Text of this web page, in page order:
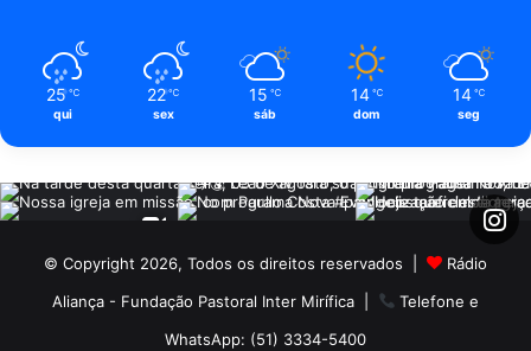
25 ℃
qui
22 ℃
sex
15 ℃
sáb
14 ℃
dom
14 ℃
seg
© Copyright 2026, Todos os direitos reservados |
Rádio
Aliança - Fundação Pastoral Inter Mirífica|
Telefone e
WhatsApp: (51) 3334-5400